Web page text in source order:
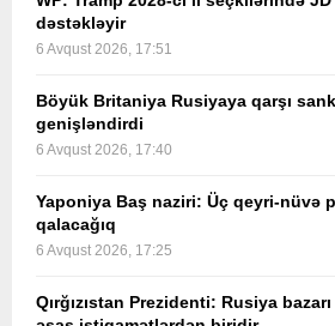
dəstəkləyir
6 Avqust 2026, 17:51
Böyük Britaniya Rusiyaya qarşı
genişləndirdi
6 Avqust 2026, 17:40
Yaponiya Baş naziri: Üç qeyri-nüvə
qalacağıq
6 Avqust 2026, 17:25
Qırğızıstan Prezidenti: Rusiya